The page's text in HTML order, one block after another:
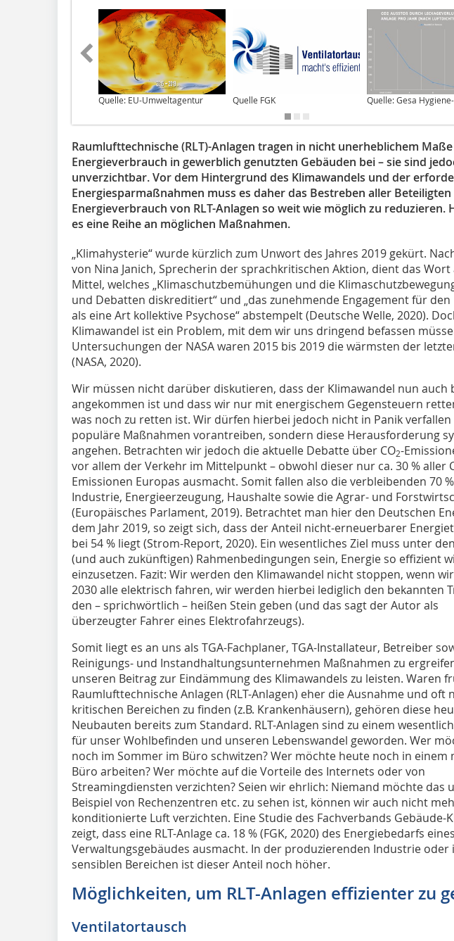
Quelle: EU-Umweltagentur Quelle FGK Quelle: Gesa
Raumlufttechnische (RLT)-Anlagen tragen in nicht unerheblichem
Energieverbrauch in gewerblich genutzten Gebäuden bei – sie sind
unverzichtbar. Vor dem Hintergrund des Klimawandels und der
Energiesparmaßnahmen muss es daher das Bestreben aller Beteiligten
Energieverbrauch von RLT-Anlagen so weit wie möglich zu reduzieren.
es eine Reihe an möglichen Maßnahmen.
„Klimahysterie“ wurde kürzlich zum Unwort des Jahres 2019 gekürt.
von Nina Janich, Sprecherin der sprachkritischen Aktion, dient das Wort
Mittel, welches „Klimaschutzbemühungen und die
und Debatten diskreditiert“ und „das zunehmende Engagement für den
als eine Art kollektive Psychose“ abstempelt (Deutsche Welle, 2020).
Klimawandel ist ein Problem, mit dem wir uns dringend befassen
Untersuchungen der NASA waren 2015 bis 2019 die wärmsten der
(NASA, 2020).
Wir müssen nicht darüber diskutieren, dass der Klimawandel nun auch
angekommen ist und dass wir nur mit energischem Gegensteuern
was noch zu retten ist. Wir dürfen hierbei jedoch nicht in Panik verfallen
populäre Maßnahmen vorantreiben, sondern diese Herausforderung
angehen. Betrachten wir jedoch die aktuelle Debatte über CO2-
vor allem der Verkehr im Mittelpunkt – obwohl dieser nur ca. 30 % aller
Emissionen Europas ausmacht. Somit fallen also die verbleibenden 70
Industrie, Energieerzeugung, Haushalte sowie die Agrar- und
(Europäisches Parlament, 2019). Betrachtet man hier den Deutschen
dem Jahr 2019, so zeigt sich, dass der Anteil nicht-erneuerbarer
bei 54 % liegt (Strom-Report, 2020). Ein wesentliches Ziel muss unter
(und auch zukünftigen) Rahmenbedingungen sein, Energie so effizient
einzusetzen. Fazit: Wir werden den Klimawandel nicht stoppen, wenn
2030 alle elektrisch fahren, wir werden hierbei lediglich den bekannten
den – sprichwörtlich – heißen Stein geben (und das sagt der Autor als
überzeugter Fahrer eines Elektrofahrzeugs).
Somit liegt es an uns als TGA-Fachplaner, TGA-Installateur, Betreiber
Reinigungs- und Instandhaltungsunternehmen Maßnahmen zu
unseren Beitrag zur Eindämmung des Klimawandels zu leisten. Waren
Raumlufttechnische Anlagen (RLT-Anlagen) eher die Ausnahme und oft
kritischen Bereichen zu finden (z.B. Krankenhäusern), gehören diese
Neubauten bereits zum Standard. RLT-Anlagen sind zu einem
für unser Wohlbefinden und unseren Lebenswandel geworden. Wer
noch im Sommer im Büro schwitzen? Wer möchte heute noch in einem
Büro arbeiten? Wer möchte auf die Vorteile des Internets oder von
Streamingdiensten verzichten? Seien wir ehrlich: Niemand möchte das
Beispiel von Rechenzentren etc. zu sehen ist, können wir auch nicht
konditionierte Luft verzichten. Eine Studie des Fachverbands Gebäude-
zeigt, dass eine RLT-Anlage ca. 18 % (FGK, 2020) des Energiebedarfs
Verwaltungsgebäudes ausmacht. In der produzierenden Industrie oder
sensiblen Bereichen ist dieser Anteil noch höher.
Möglichkeiten, um RLT-Anlagen effizienter zu
Ventilatortausch